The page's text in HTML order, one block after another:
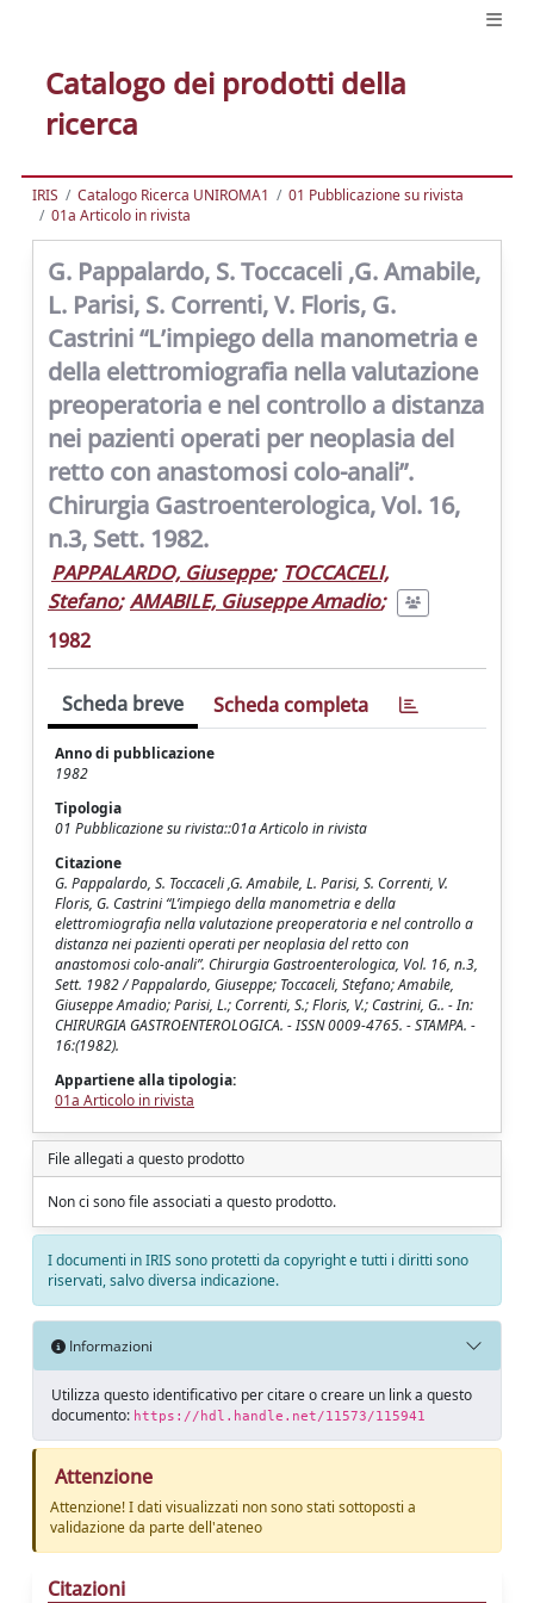
Catalogo dei prodotti della
ricerca
IRIS Catalogo Ricerca UNIROMA1
01 Pubblicazione su rivista
01a Articolo in rivista
G. Pappalardo, S. Toccaceli ,G. Amabile,
L. Parisi, S. Correnti, V. Floris, G.
Castrini “L’impiego della manometria e
della elettromiografia nella valutazione
preoperatoria e nel controllo a distanza
nei pazienti operati per neoplasia del
retto con anastomosi colo-anali”.
Chirurgia Gastroenterologica, Vol. 16,
n.3, Sett. 1982.
PAPPALARDO, Giuseppe; TOCCACELI,
Stefano; AMABILE, Giuseppe Amadio;
1982
Scheda breve Scheda completa
Anno di pubblicazione
1982
Tipologia
01 Pubblicazione su rivista::01a Articolo in rivista
Citazione
G. Pappalardo, S. Toccaceli ,G. Amabile, L. Parisi, S. Correnti, V.
Floris, G. Castrini “L’impiego della manometria e della
elettromiografia nella valutazione preoperatoria e nel controllo a
distanza nei pazienti operati per neoplasia del retto con
anastomosi colo-anali”. Chirurgia Gastroenterologica, Vol. 16, n.3,
Sett. 1982 / Pappalardo, Giuseppe; Toccaceli, Stefano; Amabile,
Giuseppe Amadio; Parisi, L.; Correnti, S.; Floris, V.; Castrini, G.. - In:
CHIRURGIA GASTROENTEROLOGICA. - ISSN 0009-4765. - STAMPA. -
16:(1982).
Appartiene alla tipologia:
01a Articolo in rivista
File allegati a questo prodotto
Non ci sono file associati a questo prodotto.
I documenti in IRIS sono protetti da copyright e tutti i diritti sono
riservati, salvo diversa indicazione.
Informazioni
Utilizza questo identificativo per citare o creare un link a questo
documento: https://hdl.handle.net/11573/115941
Attenzione
Attenzione! I dati visualizzati non sono stati sottoposti a
validazione da parte dell'ateneo
Citazioni